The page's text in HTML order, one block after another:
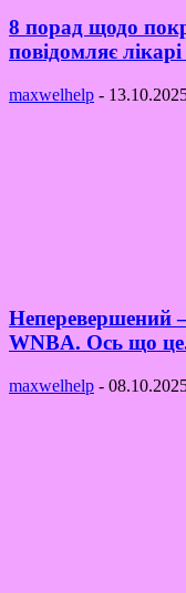
8 порад щодо
повідомляє
maxwelhelp -
Неперевершений
WNBA. Ось що
maxwelhelp -